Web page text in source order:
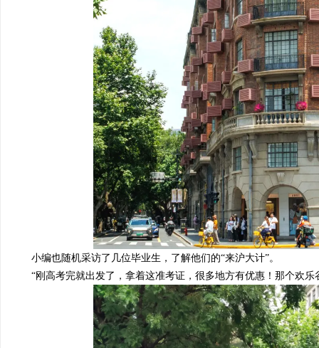
小编也随机采访了几位毕业生，了解他们的“来沪大计”。
“刚高考完就出发了，拿着这准考证，很多地方有优惠！那个欢